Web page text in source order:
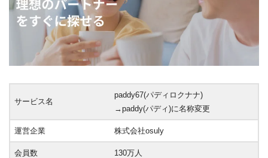
サービス名
paddy67(パディロクナナ)
→paddy(パディ)に名称変更
運営企業 株式会社osuly
会員数 130万人